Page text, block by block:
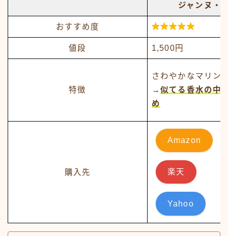
ジャンヌ・
おすすめ度 
値段 1,500円
特徴
さわやかなマリン
→ 似てる香水の中
め
購入先
Amazon
楽天
Yahoo